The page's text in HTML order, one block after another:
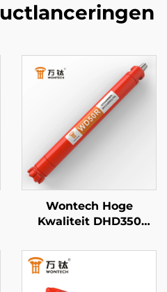
Wontech Hoge
Kwaliteit DHD350
Luchtdruk DTH Hamer
voor Geothermische